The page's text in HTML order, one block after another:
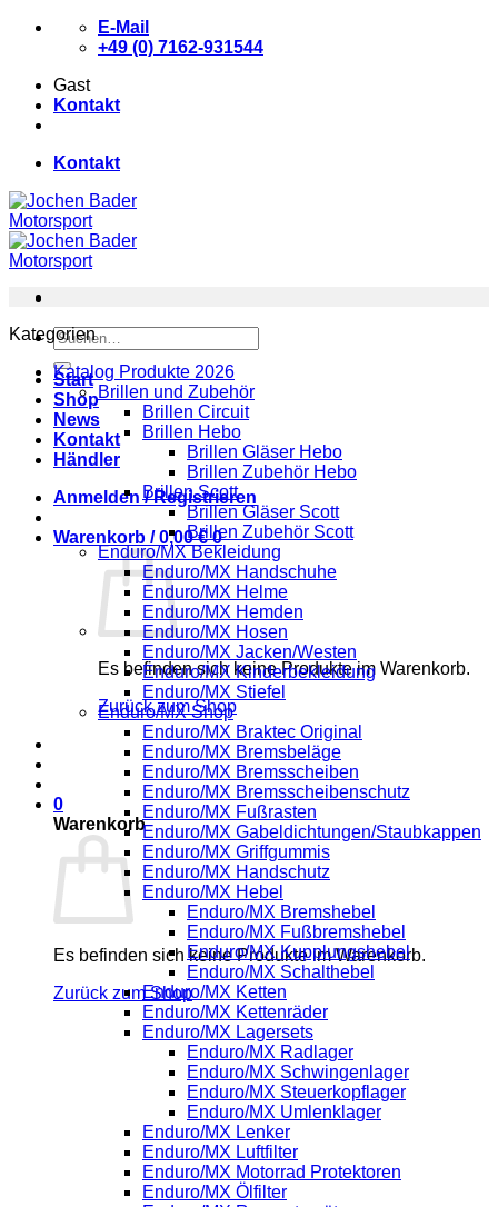
Zum
E-Mail
+49 (0) 7162-931544
Gast
Kontakt
Kontakt
Suchen
nach:
Start
Shop
News
Kontakt
Händler
Anmelden / Registrieren
Warenkorb /0,00€ 0
Es befinden sich keine Produkte im Warenkorb.
Zurück zum Shop
0
Warenkorb
Es befinden sich keine Produkte im Warenkorb.
Zurück zum Shop
Kategorien
Katalog Produkte 2026
Brillen und Zubehör
Brillen Circuit
Brillen Hebo
Brillen Gläser Hebo
Brillen Zubehör Hebo
Brillen Scott
Brillen Gläser Scott
Brillen Zubehör Scott
Enduro/MX Bekleidung
Enduro/MX Handschuhe
Enduro/MX Helme
Enduro/MX Hemden
Enduro/MX Hosen
Enduro/MX Jacken/Westen
Enduro/MX Kinderbekleidung
Enduro/MX Stiefel
Enduro/MX Shop
Enduro/MX Braktec Original
Enduro/MX Bremsbeläge
Enduro/MX Bremsscheiben
Enduro/MX Bremsscheibenschutz
Enduro/MX Fußrasten
Enduro/MX Gabeldichtungen/Staubkappen
Enduro/MX Griffgummis
Enduro/MX Handschutz
Enduro/MX Hebel
Enduro/MX Bremshebel
Enduro/MX Fußbremshebel
Enduro/MX Kupplungshebel
Enduro/MX Schalthebel
Enduro/MX Ketten
Enduro/MX Kettenräder
Enduro/MX Lagersets
Enduro/MX Radlager
Enduro/MX Schwingenlager
Enduro/MX Steuerkopflager
Enduro/MX Umlenklager
Enduro/MX Lenker
Enduro/MX Luftfilter
Enduro/MX Motorrad Protektoren
Enduro/MX Ölfilter